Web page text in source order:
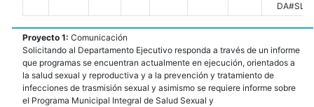
Proyecto 1: Comunicación
Solicitando al Departamento Ejecutivo responda a través de un informe
que programas se encuentran actualmente en ejecución, orientados a
la salud sexual y reproductiva y a la prevención y tratamiento de
infecciones de trasmisión sexual y asimismo se requiere informe sobre
el Programa Municipal Integral de Salud Sexual y